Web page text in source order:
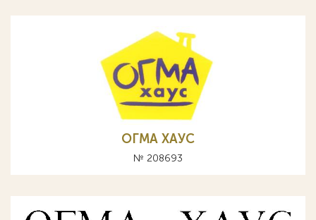
ОГМА ХАУС
№ 208693